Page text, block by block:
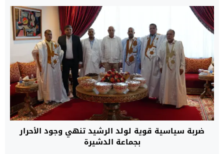
الاستراتيجية
ضربة سياسية قوية لولد الرشيد تنهي وجود الأحرار
بجماعة الدشيرة